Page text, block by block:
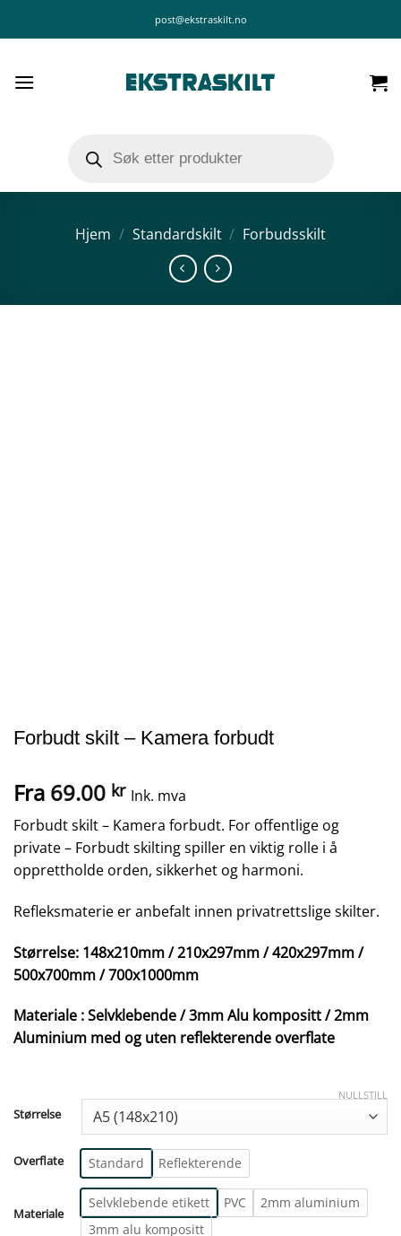
post@ekstraskilt.no
search
Hjem / Standardskilt / Forbudsskilt
Forbudt skilt – Kamera forbudt
Fra 69.00 kr Ink. mva
Forbudt skilt – Kamera forbudt. For offentlige og
private – Forbudt skilting spiller en viktig rolle i å
opprettholde orden, sikkerhet og harmoni.
Refleksmaterie er anbefalt innen privatrettslige skilter.
Størrelse: 148x210mm / 210x297mm / 420x297mm /
500x700mm / 700x1000mm
Materiale : Selvklebende / 3mm Alu kompositt / 2mm
Aluminium med og uten reflekterende overflate
Størrelse
Overflate Standard Reflekterende
Materiale
Selvklebende etikett PVC
2mm aluminium
3mm alu kompositt
NULLSTILL